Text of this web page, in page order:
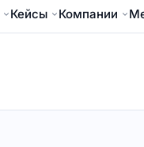
Кейсы Компании